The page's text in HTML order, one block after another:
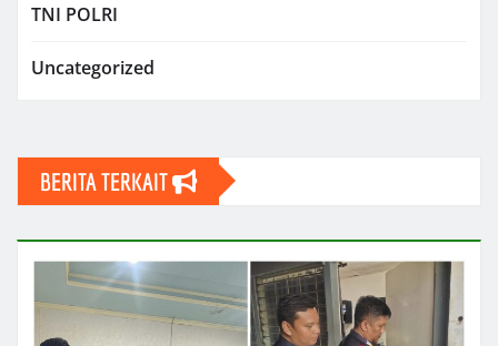
TNI POLRI
Uncategorized
BERITA TERKAIT